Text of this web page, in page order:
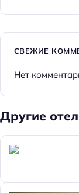
СВЕЖИЕ
Нет
Другие